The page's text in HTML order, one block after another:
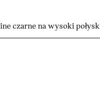
czarne na wysoki połysk